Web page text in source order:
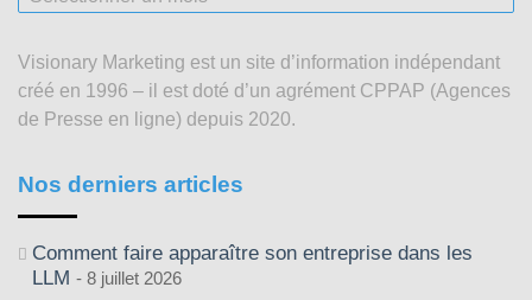
articles
2003
Visionary Marketing est un site d’information indépendant
créé en 1996 – il est doté d’un agrément CPPAP (Agences
de Presse en ligne) depuis 2020.
Nos derniers articles
Comment faire apparaître son entreprise dans les
LLM
8 juillet 2026